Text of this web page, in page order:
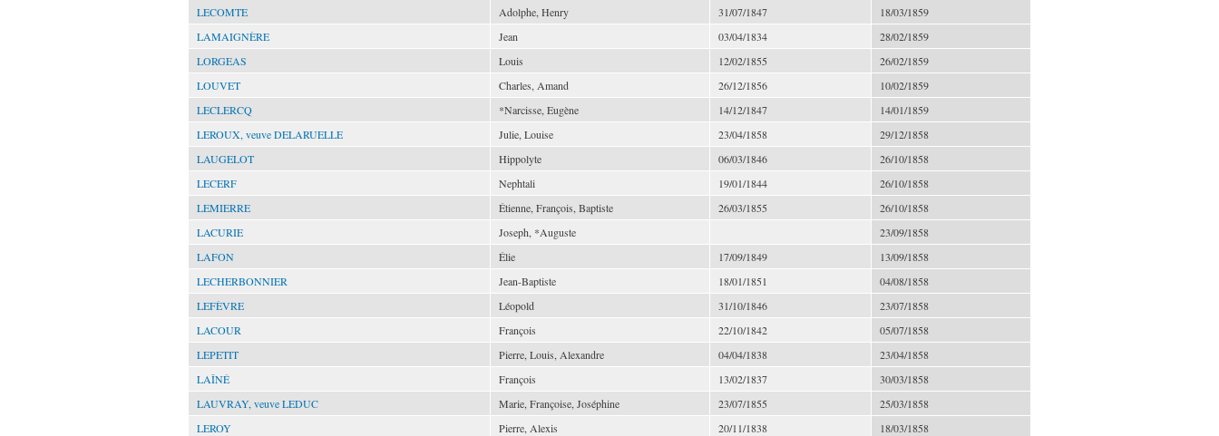
LECOMTE
Adolphe, Henry 31/07/1847
18/03/1859
LAMAIGNÈRE
Jean 03/04/1834
28/02/1859
LORGEAS
Louis 12/02/1855
26/02/1859
LOUVET
Charles, Amand 26/12/1856
10/02/1859
LECLERCQ
*Narcisse, Eugène 14/12/1847
14/01/1859
LEROUX, veuve DELARUELLE
Julie, Louise 23/04/1858
29/12/1858
LAUGELOT
Hippolyte 06/03/1846
26/10/1858
LECERF
Nephtali 19/01/1844
26/10/1858
LEMIERRE
Étienne, François, Baptiste 26/03/1855
26/10/1858
LACURIE
Joseph, *Auguste
23/09/1858
LAFON
Élie 17/09/1849
13/09/1858
LECHERBONNIER
Jean-Baptiste 18/01/1851
04/08/1858
LEFÈVRE
Léopold 31/10/1846
23/07/1858
LACOUR
François 22/10/1842
05/07/1858
LEPETIT
Pierre, Louis, Alexandre 04/04/1838
23/04/1858
LAÎNÉ
François 13/02/1837
30/03/1858
LAUVRAY, veuve LEDUC
Marie, Françoise, Joséphine 23/07/1855
25/03/1858
LEROY
Pierre, Alexis 20/11/1838
18/03/1858